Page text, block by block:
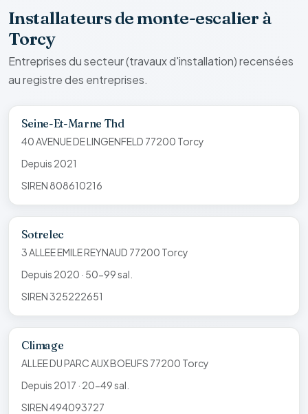
Installateurs de monte-escalier à
Torcy
Entreprises du secteur (travaux d'installation) recensées
au registre des entreprises.
Seine-Et-Marne Thd
40 AVENUE DE LINGENFELD 77200 Torcy
Depuis 2021
SIREN 808610216
Sotrelec
3 ALLEE EMILE REYNAUD 77200 Torcy
Depuis 2020 · 50-99 sal.
SIREN 325222651
Climage
ALLEE DU PARC AUX BOEUFS 77200 Torcy
Depuis 2017 · 20-49 sal.
SIREN 494093727